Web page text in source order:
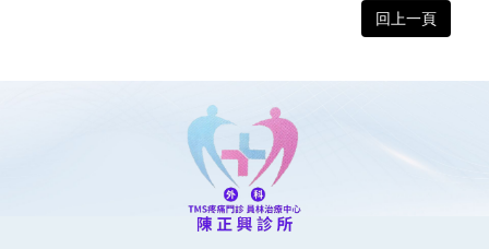
回上一頁